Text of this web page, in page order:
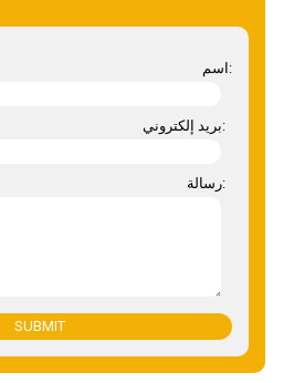
اسم:
بريد إلكتروني:
رسالة:
SUBMIT